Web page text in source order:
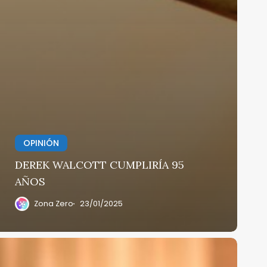
OPINIÓN
DEREK WALCOTT CUMPLIRÍA 95
AÑOS
Zona Zero 23/01/2025